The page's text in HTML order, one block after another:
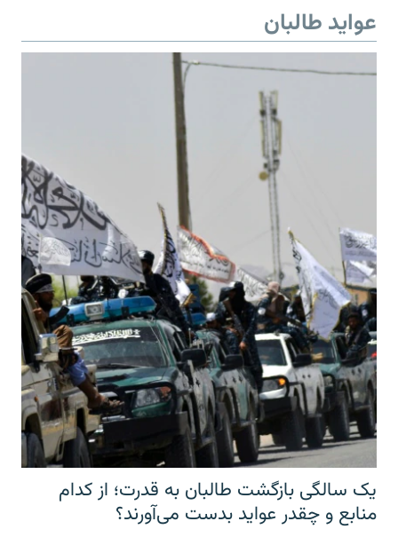
عواید طالبان
یک سالگی بازگشت طالبان به قدرت؛ از کدام
منابع و چقدر عواید بدست می‌آورند؟